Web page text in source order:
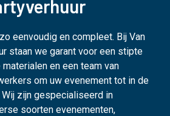
eenvoudig en compleet. Bij Van
staan we garant voor een stipte
en een team van
om uw evenement tot in de
zijn gespecialiseerd in
soorten evenementen,